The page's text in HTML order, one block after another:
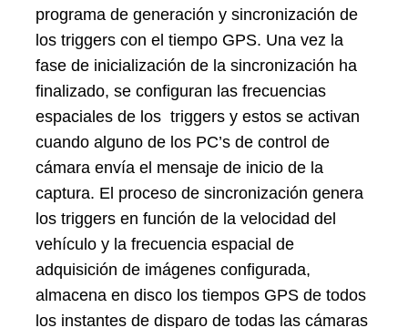
programa de generación y sincronización de
los triggers con el tiempo GPS. Una vez la
fase de inicialización de la sincronización ha
finalizado, se configuran las frecuencias
espaciales de los triggers y estos se activan
cuando alguno de los PC’s de control de
cámara envía el mensaje de inicio de la
captura. El proceso de sincronización genera
los triggers en función de la velocidad del
vehículo y la frecuencia espacial de
adquisición de imágenes configurada,
almacena en disco los tiempos GPS de todos
los instantes de disparo de todas las cámaras